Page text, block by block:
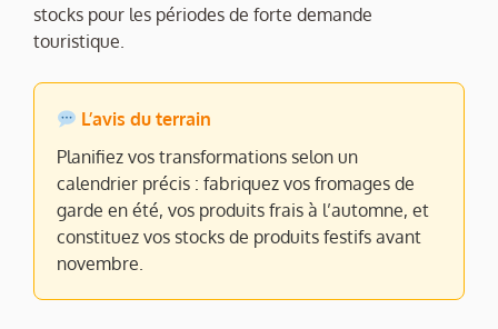
stocks pour les périodes de forte demande
touristique.
L’avis du terrain
Planifiez vos transformations selon un
calendrier précis : fabriquez vos fromages de
garde en été, vos produits frais à l’automne, et
constituez vos stocks de produits festifs avant
novembre.